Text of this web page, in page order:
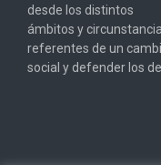
desde los distintos
ámbitos y
referentes de un
social y defender los